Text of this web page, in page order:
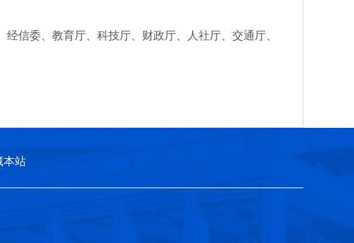
信委、教育厅、科技厅、财政厅、人社厅、交通厅、
本站